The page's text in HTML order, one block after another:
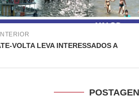
VOLTA LEVA INTERESSADOS A